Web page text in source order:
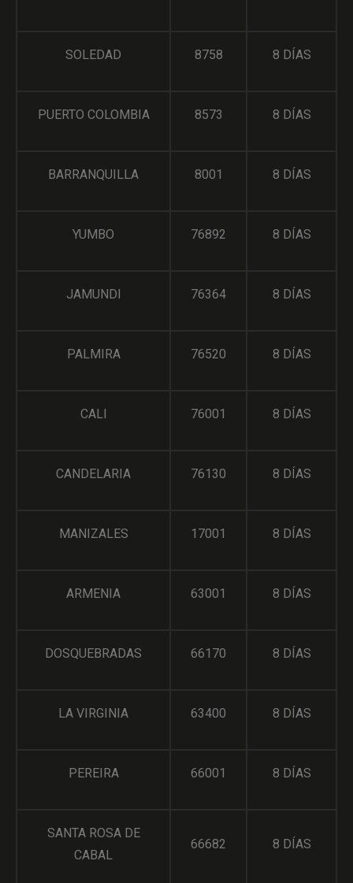
SOLEDAD 8758 8 DÍAS
PUERTO COLOMBIA 8573 8 DÍAS
BARRANQUILLA 8001 8 DÍAS
YUMBO 76892 8 DÍAS
JAMUNDI 76364 8 DÍAS
PALMIRA 76520 8 DÍAS
CALI 76001 8 DÍAS
CANDELARIA 76130 8 DÍAS
MANIZALES 17001 8 DÍAS
ARMENIA 63001 8 DÍAS
DOSQUEBRADAS 66170 8 DÍAS
LA VIRGINIA 63400 8 DÍAS
PEREIRA 66001 8 DÍAS
SANTA ROSA DE
CABAL
66682 8 DÍAS